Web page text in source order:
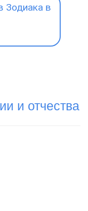
Зодиака в
и отчества